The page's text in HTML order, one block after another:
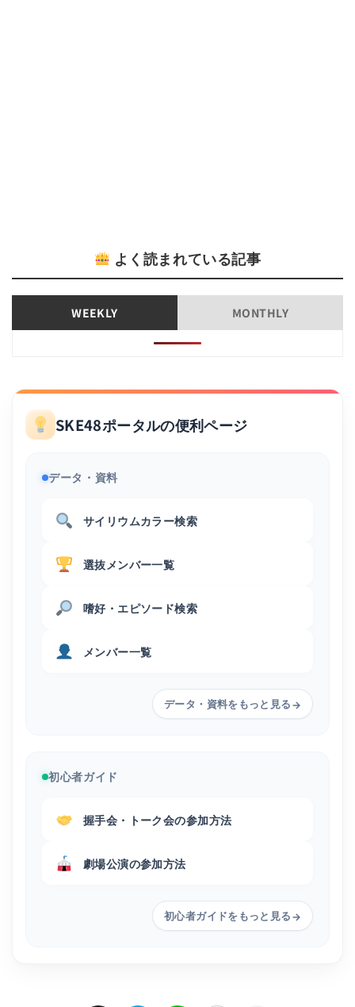
よく読まれている記事
WEEKLY MONTHLY
SKE48ポータルの便利ページ
データ・資料
サイリウムカラー検索
選抜メンバー一覧
嗜好・エピソード検索
メンバー一覧
データ・資料をもっと見る→
初心者ガイド
握手会・トーク会の参加方法
劇場公演の参加方法
初心者ガイドをもっと見る→